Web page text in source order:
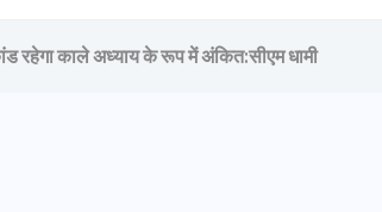
रहेगा काले अध्याय के रूप में अंकित:सीएम धामी